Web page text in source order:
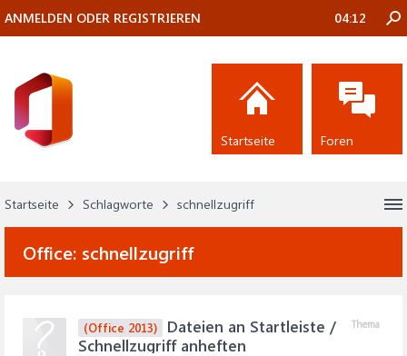
Startseite Schlagworte schnellzugriff
Office: schnellzugriff
Thema
(Office 2013)
Dateien an Startleiste /
Schnellzugriff anheften
ANMELDEN ODER REGISTRIEREN 04:12
Startseite Foren